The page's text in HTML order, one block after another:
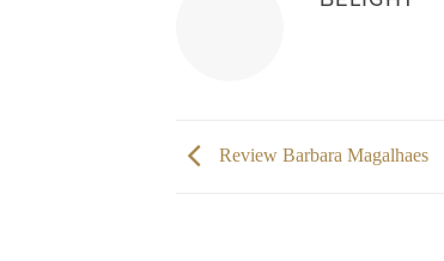
Review Barbara Magalhaes